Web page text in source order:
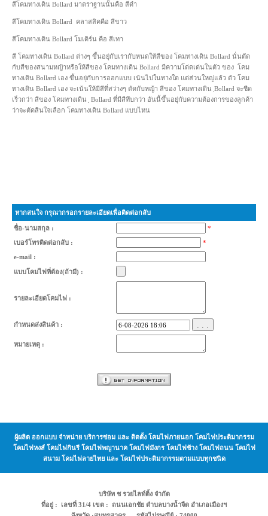
สีโคมทางเดิน Bollard มาตราฐานนั้นคือ สีดำ
สีโคมทางเดิน Bollard คลาสสิคคือ สีขาว
สีโคมทางเดิน Bollard โมเดิร์น คือ สีเทา
สี โคมทางเดิน Bollard ต่างๆ ขึ้นอยุ่กับเรากับหนดให้สีของ โคมทางเดิน Bollard นั่นตัด
กับสีของสนามหญ้าหรือให้สีของ โคมทางเดิน Bollard มีความโด่ดเด่นในตัว ของ โคม
ทางเดิน Bollard เอง ขึ้นอยุ่กับการออกแบบ เน้นไปในทางใด แต่ส่วนใหญ่แล้ว ตัว โคม
ทางเดิน Bollard เอง จะเน้นให้มีสีที่สว่างๆ ตัดกับหญ้า สีของ โคมทางเดิน ฺBollard จะซีด
เร็วกว่า สีของ โคมทางเดิน ฺ Bollard ที่มีสีทึบกว่า อันนี้ขึ้นอยุ่กับความต้องการของลูกค้า
ว่าจะตัดสินใจเลือก โคมทางเดิน Bollard แบบไหน
หากสนใจ กรุณากรอกรายละเอียดเพื่อติดต่อกลับ
ชื่อ-นามสกุล :
*
เบอร์โทรติดต่อกลับ :
*
e-mail :
แบบโคมไฟที่ต้อง(ถ้ามี) :
รายละเอียดโคมไฟ :
กำหนดส่งสินค้า : . . .
หมายเหตุ :
ผู้ผลิต ออกแบบ จำหน่าย บริการซ่อม และ ติดตั้ง โคมไฟภายนอก โคมไฟประติมากรรม
โคมไฟหงส์ โคมไฟกินรี โคมไฟพญานาค โคมไฟมังกร โคมไฟช้าง โคมไฟถนน โคมไฟ
สนาม โคมไฟลายไทย และ โคมไฟประติมากรรมตามแบบทุกชนิด
บริษัท ช รวยไลท์ติ้ง จำกัด
ที่อยู่ : เลขที่ 31/4 เขต : ถนนเอกชัย ตำบลบางน้ำจืด อำเภอเมืองฯ